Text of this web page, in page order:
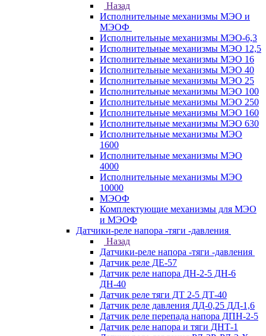
Назад
Исполнительные механизмы МЭО и
МЭОФ
Исполнительные механизмы МЭО-6,3
Исполнительные механизмы МЭО 12,5
Исполнительные механизмы МЭО 16
Исполнительные механизмы МЭО 40
Исполнительные механизмы МЭО 25
Исполнительные механизмы МЭО 100
Исполнительные механизмы МЭО 250
Исполнительные механизмы МЭО 160
Исполнительные механизмы МЭО 630
Исполнительные механизмы МЭО
1600
Исполнительные механизмы МЭО
4000
Исполнительные механизмы МЭО
10000
МЭОФ
Комплектующие механизмы для МЭО
и МЭОФ
Датчики-реле напора -тяги -давления
Назад
Датчики-реле напора -тяги -давления
Датчик реле ДЕ-57
Датчик реле напора ДН-2-5 ДН-6
ДН-40
Датчик реле тяги ДТ 2-5 ДТ-40
Датчик реле давления ДД-0,25 ДД-1,6
Датчик реле перепада напора ДПН-2-5
Датчик реле напора и тяги ДНТ-1